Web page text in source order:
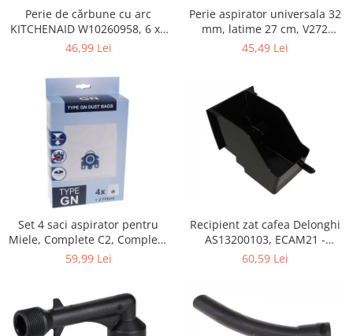
Accesorii sportive
Articole Voiaj
Sporturi acvatice
Sporturi de interior
TV, Audio & Foto
Aparate Foto & Accesorii
Audio HI-FI & Profesionale
Camere video si sport
Drone si Accesorii
Home Cinema & Audio
Playere, Boxe & Casti
Televizoare & accesorii
Bacanie
Perie de cărbune cu arc
KITCHENAID W10260958, 6 x6
x 19 mm, pentru 5KSM15
46,99 Lei
Perie aspirator universala 32
mm, latime 27 cm, V272
ECONOMY
45,49 Lei
Set 4 saci aspirator pentru
Miele, Complete C2, Complete
C3, Classic C1, S8, S5, S2,
59,99 Lei
Recipient zat cafea Delonghi
AS13200103, ECAM21 -
ECAM25
60,59 Lei